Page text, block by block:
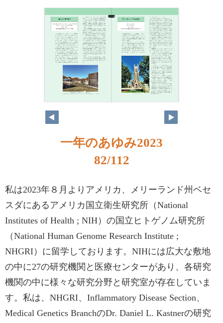
一年のあゆみ2023
82/112
私は2023年８月よりアメリカ、メリーランド州ベセ
スダにあるアメリカ国立衛生研究所（National
Institutes of Health ; NIH）の国立ヒトゲノム研究所
（National Human Genome Research Institute ;
NHGRI）に留学しております。NIHには広大な敷地
の中に27の研究機関と医療センターがあり、各研究
機関の中に様々な研究分野と研究室が存在していま
す。私は、NHGRI、Inflammatory Disease Section、
Medical Genetics BranchのDr. Daniel L. Kastnerの研究